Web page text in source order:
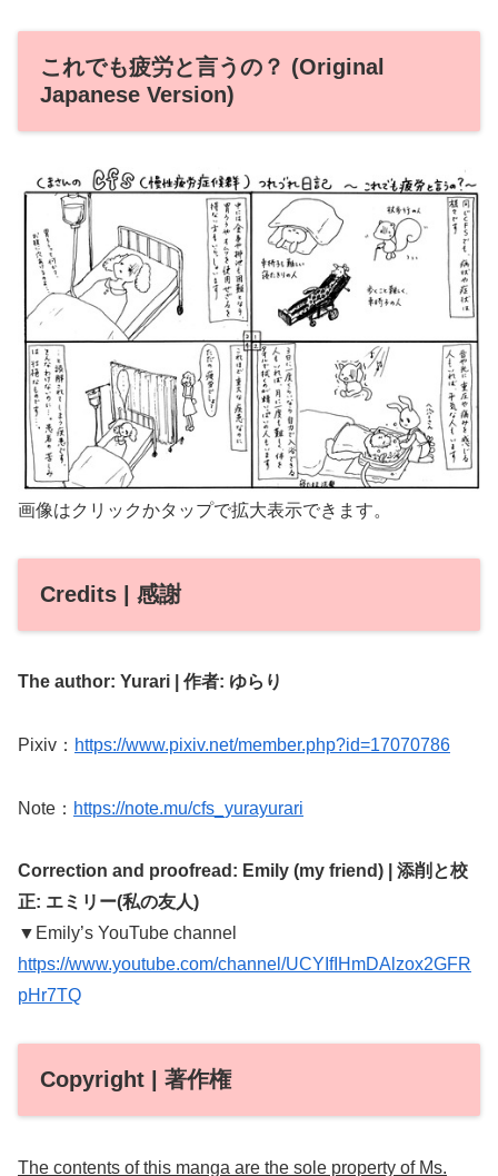
これでも疲労と言うの？ (Original
Japanese Version)
画像はクリックかタップで拡大表示できます。
Credits | 感謝
The author: Yurari | 作者: ゆらり
Pixiv： https://www.pixiv.net/member.php?id=17070786
Note： https://note.mu/cfs_yurayurari
Correction and proofread: Emily (my friend) | 添削と校
正: エミリー(私の友人)
▼Emily’s YouTube channel
https://www.youtube.com/channel/UCYIfIHmDAlzox2GFR
pHr7TQ
Copyright | 著作権
The contents of this manga are the sole property of Ms.